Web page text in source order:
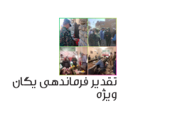
تقدیر فرماندهی یگان
ویژه